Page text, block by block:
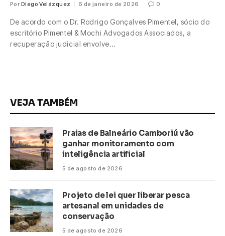
Por Diego Velázquez 6 de janeiro de 2026 0
De acordo com o Dr. Rodrigo Gonçalves Pimentel, sócio do
escritório Pimentel & Mochi Advogados Associados, a
recuperação judicial envolve…
VEJA TAMBÉM
Praias de Balneário Camboriú vão
ganhar monitoramento com
inteligência artificial
5 de agosto de 2026
Projeto de lei quer liberar pesca
artesanal em unidades de
conservação
5 de agosto de 2026